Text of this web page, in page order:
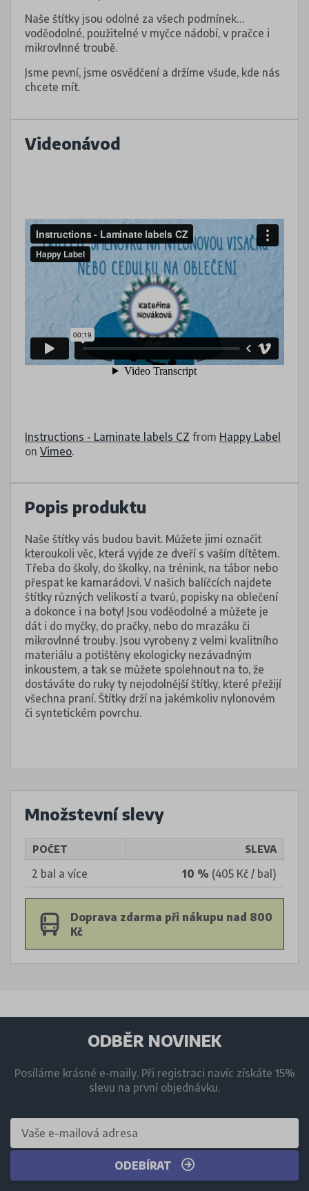
Naše štítky jsou odolné za všech podmínek…
voděodolné, použitelné v myčce nádobí, v pračce i
mikrovlnné troubě.
Jsme pevní, jsme osvědčení a držíme všude, kde nás
chcete mít.
Videonávod
Instructions - Laminate labels CZ from Happy Label
on Vimeo
Popis produktu
Naše štítky vás budou bavit. Můžete jimi označit
kteroukoli věc, která vyjde ze dveří s vaším dítětem.
Třeba do školy, do školky, na trénink, na tábor nebo
přespat ke kamarádovi. V našich balíčcích najdete
štítky různých velikostí a tvarů, popisky na oblečení
a dokonce i na boty! Jsou voděodolné a můžete je
dát i do myčky, do pračky, nebo do mrazáku či
mikrovlnné trouby. Jsou vyrobeny z velmi kvalitního
materiálu a potištěny ekologicky nezávadným
inkoustem, a tak se můžete spolehnout na to, že
dostáváte do ruky ty nejodolnější štítky, které přežijí
všechna praní. Štítky drží na jakémkoliv nylonovém
či syntetickém povrchu.
Množstevní slevy
POČET SLEVA
2 bal a více 10 % (405 Kč / bal)
Doprava zdarma při nákupu nad 800
Kč
ODBĚR NOVINEK
Posíláme krásné e-maily. Při registraci navíc získáte 15%
slevu na první objednávku.
ODEBÍRAT